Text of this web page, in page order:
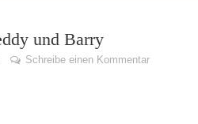
und Barry
Schreibe einen Kommentar